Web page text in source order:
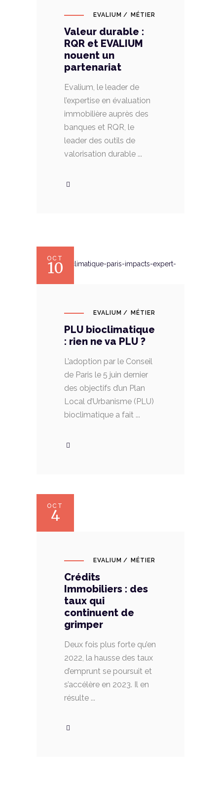
EVALIUM MÉTIER
Valeur durable :
RQR et EVALIUM
nouent un
partenariat
Evalium, le leader de
l’expertise en évaluation
immobilière auprès des
banques et RQR, le
leader des outils de
valorisation durable
OCT
10
EVALIUM MÉTIER
PLU bioclimatique
: rien ne va PLU ?
L’adoption par le Conseil
de Paris le 5 juin dernier
des objectifs d’un Plan
Local d’Urbanisme (PLU)
bioclimatique a fait
OCT
4
EVALIUM MÉTIER
Crédits
Immobiliers : des
taux qui
continuent de
grimper
Deux fois plus forte qu’en
2022, la hausse des taux
d’emprunt se poursuit et
s’accélère en 2023. Il en
résulte